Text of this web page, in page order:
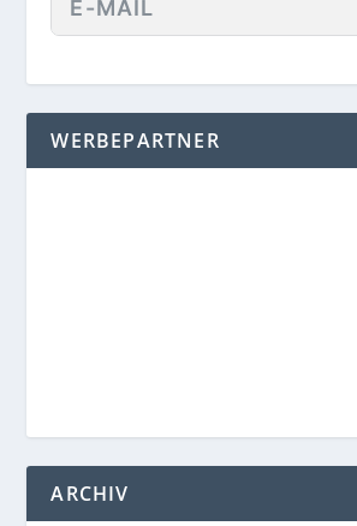
WERBEPARTNER
ARCHIV